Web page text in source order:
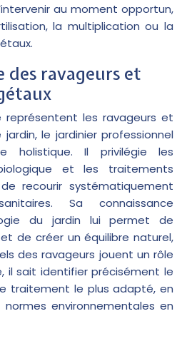
au moment opportun,
la multiplication ou la
des ravageurs et
représentent les ravageurs et
le jardinier professionnel
holistique. Il privilégie les
et les traitements
recourir systématiquement
Sa connaissance
du jardin lui permet de
de créer un équilibre naturel,
des ravageurs jouent un rôle
il sait identifier précisément le
traitement le plus adapté, en
environnementales en